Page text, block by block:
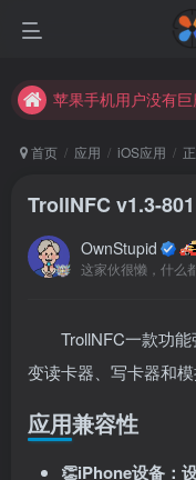
苹果手机用户没有
苹果手机用户没有
首页 应用 iOS应用
TrollNFC v1.3-
OwnStupid
这家伙很懒，什么
TrollNFC一款功
变读卡器、写卡器和模
应用兼容性
👏iPhone设备：
扫码登